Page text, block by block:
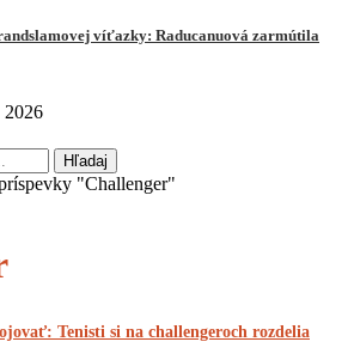
víťazky: Raducanuová zarmútila
2026
Hľadaj
"Challenger"
Tenisti si na challengeroch rozdelia